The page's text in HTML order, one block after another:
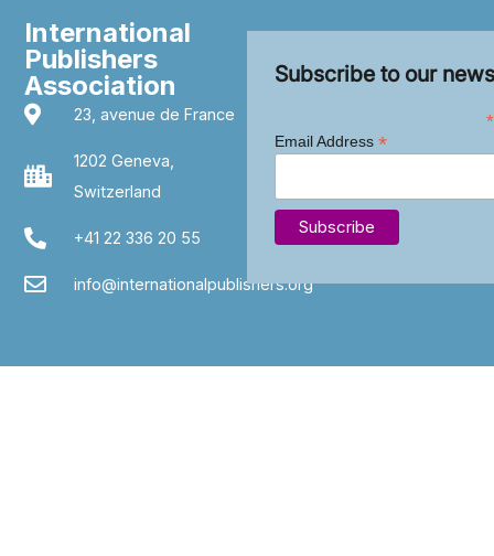
International
Publishers
Association
23, avenue de France
1202 Geneva,
Switzerland
+41 22 336 20 55
info@internationalpublishers.org
Subscribe to our
*
Email Address *